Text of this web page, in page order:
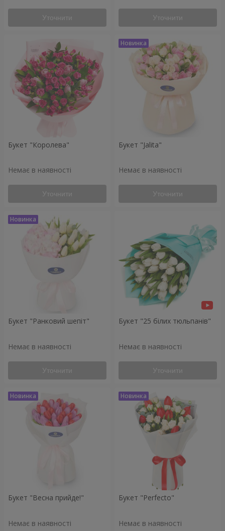
Уточнити Уточнити
Букет "Королева"
Немає в наявності
Уточнити
Букет "Jalita"
Немає в наявності
Уточнити
Букет "Ранковий шепіт"
Немає в наявності
Уточнити
Букет "25 білих тюльпанів"
Немає в наявності
Уточнити
Букет "Весна прийде!"
Немає в наявності
Букет "Perfecto"
Немає в наявності